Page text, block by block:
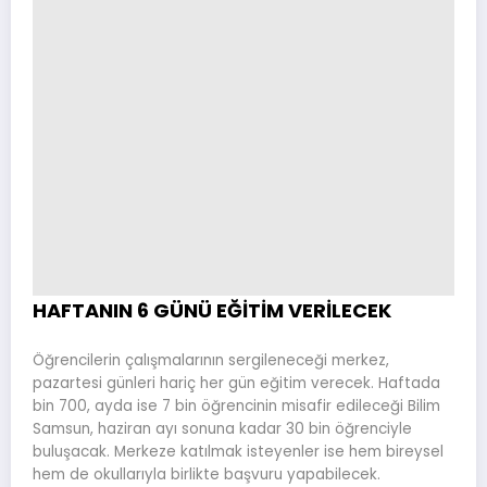
HAFTANIN 6 GÜNÜ EĞİTİM VERİLECEK
Öğrencilerin çalışmalarının sergileneceği merkez,
pazartesi günleri hariç her gün eğitim verecek. Haftada
bin 700, ayda ise 7 bin öğrencinin misafir edileceği Bilim
Samsun, haziran ayı sonuna kadar 30 bin öğrenciyle
buluşacak. Merkeze katılmak isteyenler ise hem bireysel
hem de okullarıyla birlikte başvuru yapabilecek.